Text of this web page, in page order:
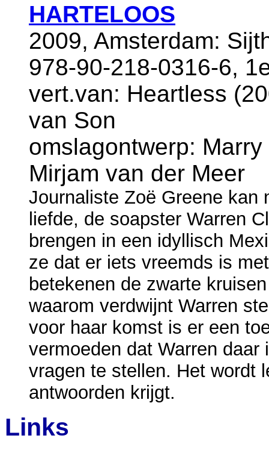
HARTELOOS
2009, Amsterdam:
978-90-218-0316-6,
vert.van: Heartless
van Son
omslagontwerp:
Mirjam van der Meer
Journaliste Zoë Greene kan
liefde, de soapster Warren
brengen in een idyllisch
ze dat er iets vreemds is
betekenen de zwarte
waarom verdwijnt Warren
voor haar komst is er een
vermoeden dat Warren
vragen te stellen. Het wordt
antwoorden krijgt.
Links